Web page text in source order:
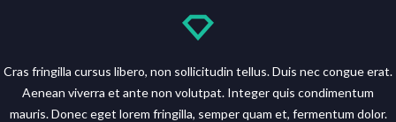
Cras fringilla cursus libero, non sollicitudin tellus. Duis nec congue erat.
Aenean viverra et ante non volutpat. Integer quis condimentum
mauris. Donec eget lorem fringilla, semper quam et, fermentum dolor.